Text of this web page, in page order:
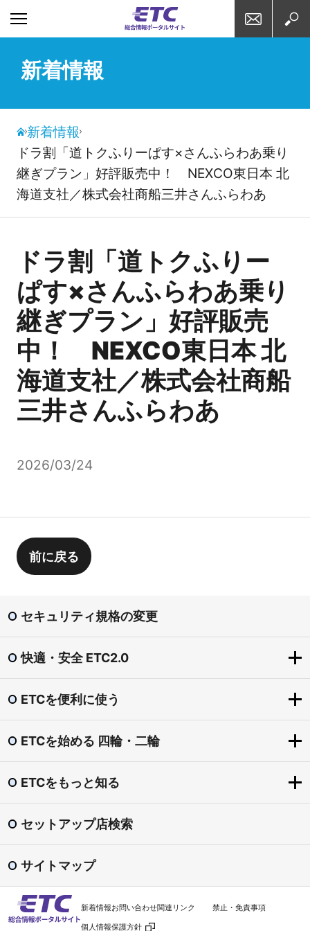
新着情報
新着情報
ドラ割「道トクふりーぱす×さんふらわあ乗り
継ぎプラン」好評販売中！ NEXCO東日本 北
海道支社／株式会社商船三井さんふらわあ
ドラ割「道トクふりー
ぱす×さんふらわあ乗り
継ぎプラン」好評販売
中！ NEXCO東日本 北
海道支社／株式会社商船
三井さんふらわあ
2026/03/24
前に戻る
セキュリティ規格の変更
快適・安全 ETC2.0
快適・安全 ETC2.0
「賢い料金」社会実験（道の駅の一時退出・再進入）
圏央道割引
東海環状自動車道割引
渋滞回避支援 ダイナミックルートガイダンス
ETCを便利に使う
ETCを便利に使う
ETCマイレージサービス
ETC専用料金所
スマートIC
ETC利用照会サービス
料金検索
利用履歴の印刷
ETCを始める 四輪・二輪
ETCを始める 四輪・二輪
ETCカード
ETC車載器
セットアップ
ETC車載器の譲渡・廃棄
ETCをもっと知る
ETCをもっと知る
ETCシステム利用規程
よくある質問
セットアップ店検索
サイトマップ
新着情報お問い合わせ関連リンク 禁止・免責事項
個人情報保護方針